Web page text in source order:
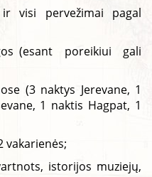
visi pervežimai pagal
(esant poreikiui gali
(3 naktys Jerevane, 1
1 naktis Hagpat, 1
vakarienės;
istorijos muziejų,